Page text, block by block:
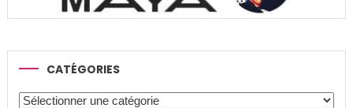
CATÉGORIES
Catégories